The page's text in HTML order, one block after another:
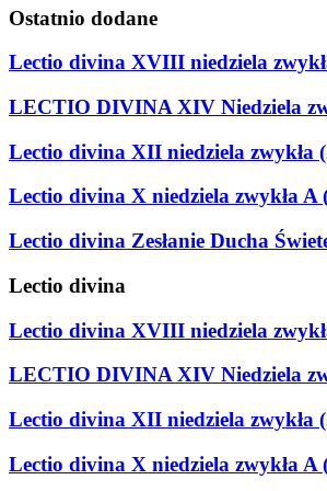
Ostatnio dodane
Lectio divina XVIII niedziela
LECTIO DIVINA XIV Niedziela
Lectio divina XII niedziela zwykła
Lectio divina X niedziela zwykła A
Lectio divina Zesłanie Ducha
Lectio divina
Lectio divina XVIII niedziela
LECTIO DIVINA XIV Niedziela
Lectio divina XII niedziela zwykła
Lectio divina X niedziela zwykła A